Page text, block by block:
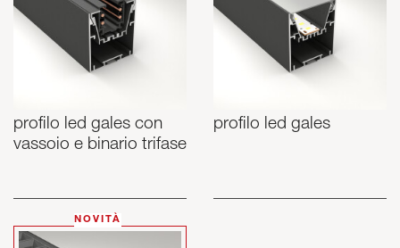
profilo led gales con
vassoio e binario trifase
profilo led gales
NOVITÀ